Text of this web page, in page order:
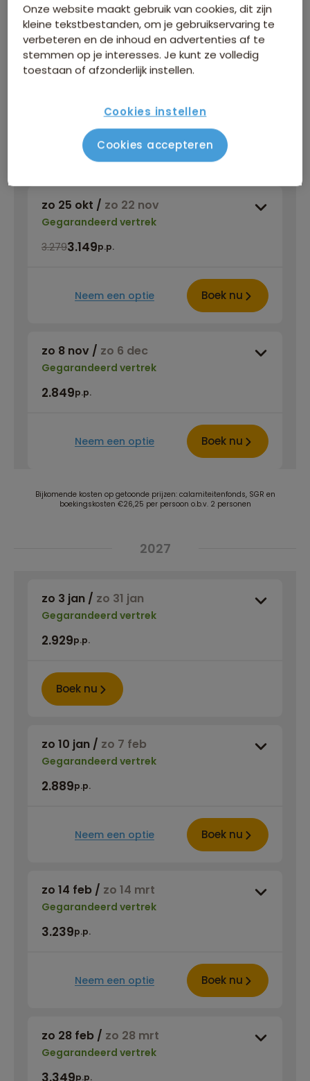
Reissom incl.
vlucht
3.249p.p.
Neem een optie Boek nu
zo 25 okt / zo 22 nov
Gegarandeerd vertrek
3.2793.149p.p.
Neem een optie Boek nu
zo 8 nov / zo 6 dec
Gegarandeerd vertrek
2.849p.p.
Neem een optie Boek nu
Bijkomende kosten op getoonde prijzen: calamiteitenfonds, SGR en
boekingskosten €26,25 per persoon o.b.v. 2 personen
2027
zo 3 jan / zo 31 jan
Gegarandeerd vertrek
2.929p.p.
Boek nu
zo 10 jan / zo 7 feb
Gegarandeerd vertrek
2.889p.p.
Neem een optie Boek nu
zo 14 feb / zo 14 mrt
Gegarandeerd vertrek
3.239p.p.
Neem een optie Boek nu
zo 28 feb / zo 28 mrt
Gegarandeerd vertrek
3.349p.p.
Onze website maakt gebruik van cookies, dit zijn
kleine tekstbestanden, om je gebruikservaring te
verbeteren en de inhoud en advertenties af te
stemmen op je interesses. Je kunt ze volledig
toestaan of afzonderlijk instellen.
Cookies instellen
Cookies accepteren